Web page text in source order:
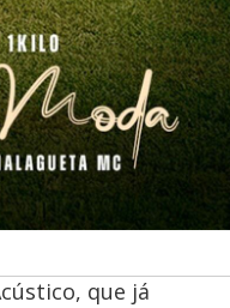
que já